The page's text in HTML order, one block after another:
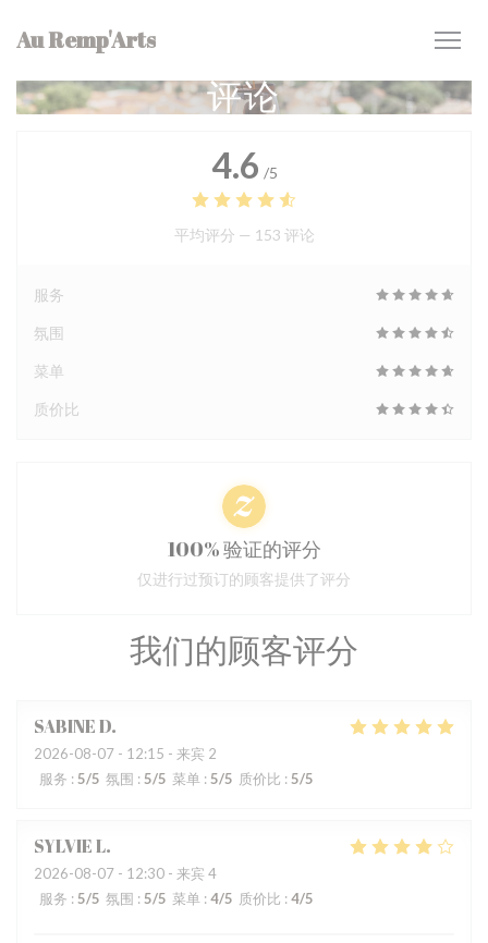
Au Remp'Arts
评论
我们的顾客评分
SABINED
2026-08-07 - 12:15 - 来宾 2
服务 : 5/5 氛围 : 5/5 菜单 : 5/5 质价比 : 5/5
SYLVIEL
2026-08-07 - 12:30 - 来宾 4
服务 : 5/5 氛围 : 5/5 菜单 : 4/5 质价比 : 4/5
4.6 /5
平均评分 — 153 评论
服务
氛围
菜单
质价比
100% 验证的评分
仅进行过预订的顾客提供了评分